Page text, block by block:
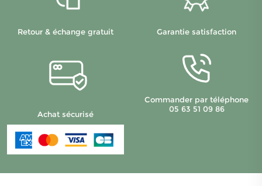
Retour & échange gratuit Garantie satisfaction
Achat sécurisé
Commander par téléphone
05 63 51 09 86